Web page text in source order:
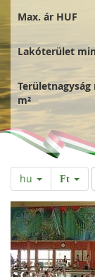
Max. ár HUF
Lakóterület
Területnagyság
m²
hu Ft